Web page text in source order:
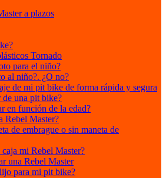
a plazos
Tornado
para el niño?
al niño?. ¿O no?
de mi pit bike de forma rápida y segura
de una pit bike?
en función de la edad?
Rebel Master?
de embrague o sin maneta de
mi Rebel Master?
una Rebel Master
para mi pit bike?